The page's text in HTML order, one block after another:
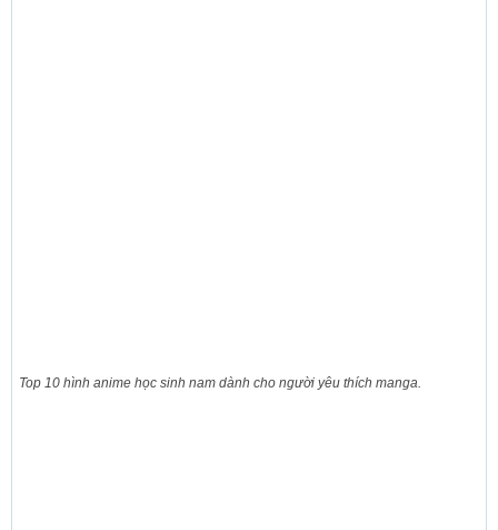
Top 10 hình anime học sinh nam dành cho người yêu thích manga.